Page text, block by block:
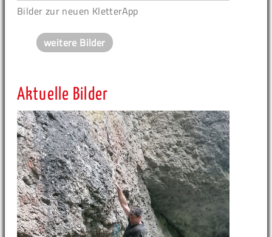
Bilder zur neuen KletterApp
weitere Bilder
Aktuelle Bilder